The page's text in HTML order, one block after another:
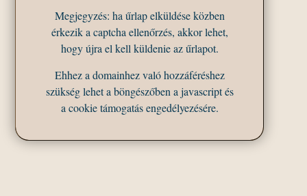
Megjegyzés: ha űrlap elküldése közben
érkezik a captcha ellenőrzés, akkor lehet,
hogy újra el kell küldenie az űrlapot.
Ehhez a domainhez való hozzáféréshez
szükség lehet a böngészőben a javascript és
a cookie támogatás engedélyezésére.